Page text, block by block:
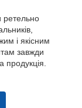
ретельно
і якісним
завжди
продукція.